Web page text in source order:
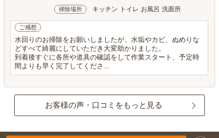
掃除場所 キッチン トイレ お風呂 洗面所
ご感想
水回りのお掃除をお願いしましたが、水垢やカビ、ぬめりな
どすべて綺麗にしていただき大変助かりました。
到着後すぐに各所や道具の確認をして作業スタート、予定時
間よりも早く完了してくださ...
お客様の声・口コミをもっと見る